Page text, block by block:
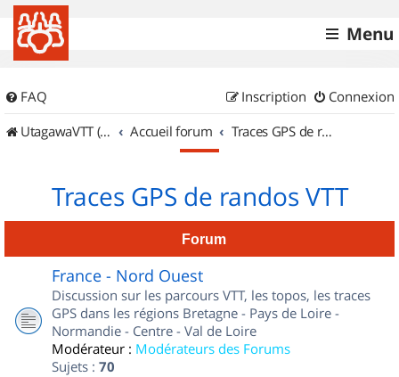
Menu
FAQ Connexion
Inscription
UtagawaVTT (Randos VTT et VTTAE avec traces GPS)
Accueil forum Traces GPS de randos VTT
Traces GPS de randos VTT
Forum
France - Nord Ouest
Discussion sur les parcours VTT, les topos, les traces
GPS dans les régions Bretagne - Pays de Loire -
Normandie - Centre - Val de Loire
Modérateur : Modérateurs des Forums
Sujets : 70